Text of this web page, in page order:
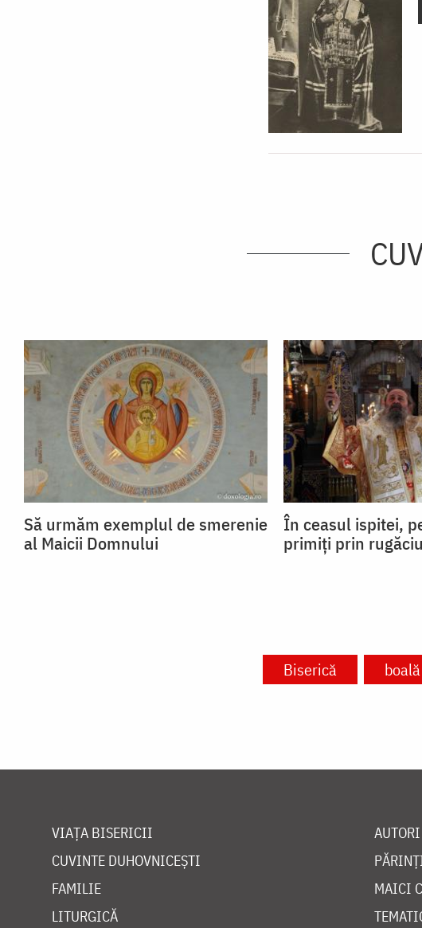
Să urmăm exemplul de smerenie
al Maicii Domnului
În ceasul ispitei,
primiți prin
Biserică boală
VIAȚA BISERICII
CUVINTE DUHOVNICEȘTI
FAMILIE
LITURGICĂ
AUTORI
MAICI